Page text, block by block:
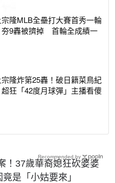
隆MLB全壘打大賽首秀一輪
夯9轟被擠掉 首輪全成績一
隆炸第25轟！破日籍菜鳥紀
狂「42度月球彈」主播看傻
！37歲華裔媳狂砍婆婆
是「小姑要來」
Recommended by